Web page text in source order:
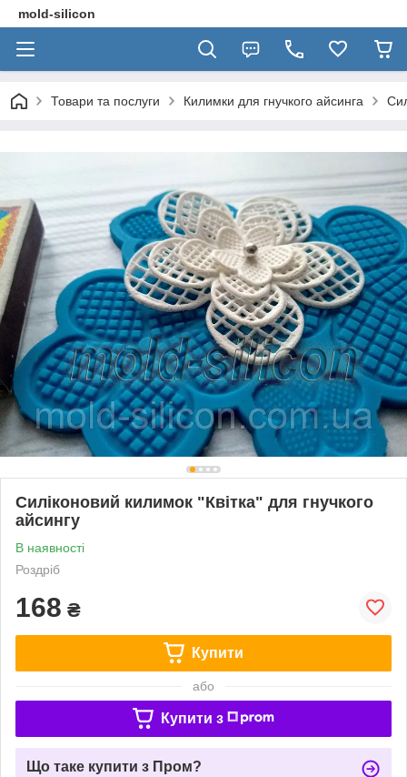
mold-silicon
Товари та послуги Килимки для гнучкого айсинга
Силіконовий килимок "Квітка" для гнучкого
айсингу
В наявності
Роздріб
168 ₴
Купити
або
Купити з
Що таке купити з Пром?